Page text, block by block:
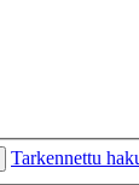
Tarkennettu